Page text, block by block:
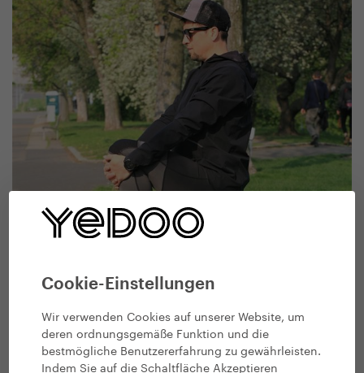
Cookie-Einstellungen
Wir verwenden Cookies auf unserer Website, um
deren ordnungsgemäße Funktion und die
bestmögliche Benutzererfahrung zu gewährleisten.
Indem Sie auf die Schaltfläche Akzeptieren